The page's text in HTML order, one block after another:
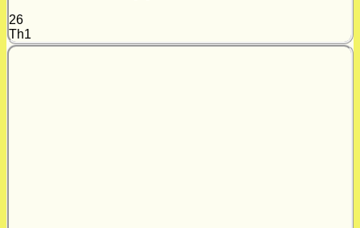
26
Th1